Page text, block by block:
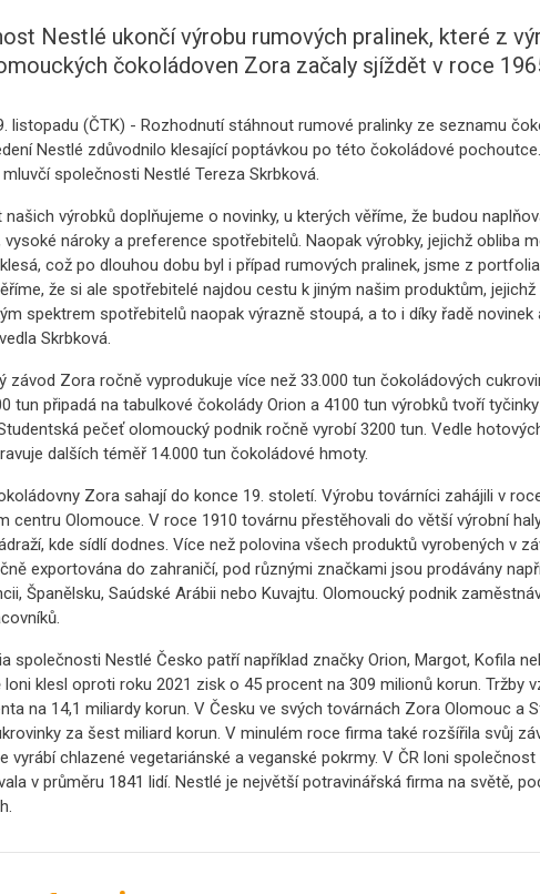
Nestlé ukončí výrobu rumových pralinek, které z
čokoládoven Zora začaly sjíždět v roce
listopadu (ČTK) - Rozhodnutí stáhnout rumové pralinky ze seznamu
Nestlé zdůvodnilo klesající poptávkou po této čokoládové
společnosti Nestlé Tereza Skrbková.
výrobků doplňujeme o novinky, u kterých věříme, že budou
vysoké nároky a preference spotřebitelů. Naopak výrobky, jejichž obliba
což po dlouhou dobu byl i případ rumových pralinek, jsme z
že si ale spotřebitelé najdou cestu k jiným našim produktům, jejichž
spektrem spotřebitelů naopak výrazně stoupá, a to i díky řadě novinek
Skrbková.
závod Zora ročně vyprodukuje více než 33.000 tun čokoládových
tun připadá na tabulkové čokolády Orion a 4100 tun výrobků tvoří
pečeť olomoucký podnik ročně vyrobí 3200 tun. Vedle
dalších téměř 14.000 tun čokoládové hmoty.
Zora sahají do konce 19. století. Výrobu továrníci zahájili v
centru Olomouce. V roce 1910 továrnu přestěhovali do větší výrobní
kde sídlí dodnes. Více než polovina všech produktů vyrobených v
exportována do zahraničí, pod různými značkami jsou prodávány
Španělsku, Saúdské Arábii nebo Kuvajtu. Olomoucký podnik
společnosti Nestlé Česko patří například značky Orion, Margot, Kofila
loni klesl oproti roku 2021 zisk o 45 procent na 309 milionů korun. Tržby
na 14,1 miliardy korun. V Česku ve svých továrnách Zora Olomouc a
za šest miliard korun. V minulém roce firma také rozšířila svůj
vyrábí chlazené vegetariánské a veganské pokrmy. V ČR loni společnost
v průměru 1841 lidí. Nestlé je největší potravinářská firma na světě,